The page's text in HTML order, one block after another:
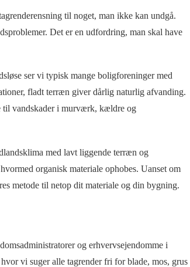
til noget, man ikke kan undgå.
Det er en udfordring, man skal have
ser vi typisk mange boligforeninger med
fladt terræn giver dårlig naturlig afvanding.
til vandskader i murværk, kældre og
med lavt liggende terræn og
organisk materiale ophobes. Uanset om
metode til netop dit materiale og din bygning.
og erhvervsejendomme i
hvor vi suger alle tagrender fri for blade, mos, grus